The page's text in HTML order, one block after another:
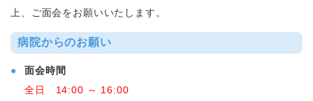
上、ご面会をお願いいたします。
病院からのお願い
面会時間
全日 14:00 ～ 16:00